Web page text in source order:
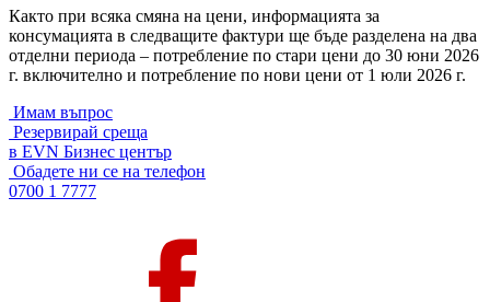
Както при всяка смяна на цени, информацията за
консумацията в следващите фактури ще бъде разделена на два
отделни периода – потребление по стари цени до 30 юни 2026
г. включително и потребление по нови цени от 1 юли 2026 г.
Имам въпрос
Резервирай среща
в EVN Бизнес център
Обадете ни се на телефон
0700 1 7777